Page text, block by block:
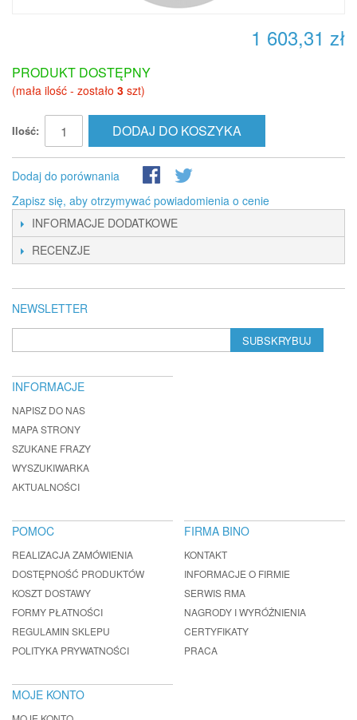
1 603,31 zł
PRODUKT DOSTĘPNY
(mała ilość - zostało 3 szt)
Ilość: DODAJ DO KOSZYKA
Dodaj do porównania
Zapisz się, aby otrzymywać powiadomienia o cenie
INFORMACJE DODATKOWE
RECENZJE
NEWSLETTER
SUBSKRYBUJ
INFORMACJE
NAPISZ DO NAS
MAPA STRONY
SZUKANE FRAZY
WYSZUKIWARKA
AKTUALNOŚCI
POMOC
REALIZACJA ZAMÓWIENIA
DOSTĘPNOŚĆ PRODUKTÓW
KOSZT DOSTAWY
FORMY PŁATNOŚCI
REGULAMIN SKLEPU
POLITYKA PRYWATNOŚCI
FIRMA BINO
KONTAKT
INFORMACJE O FIRMIE
SERWIS RMA
NAGRODY I WYRÓŻNIENIA
CERTYFIKATY
PRACA
MOJE KONTO